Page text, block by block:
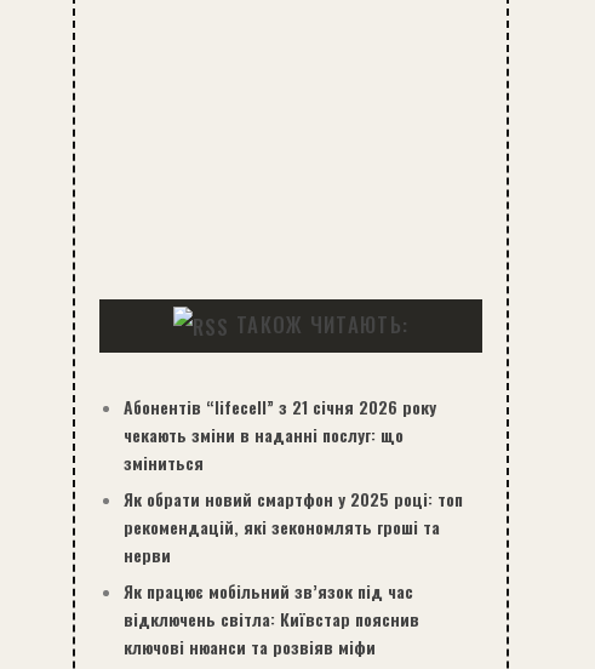
ТАКОЖ ЧИТАЮТЬ:
Абонентів “lifecell” з 21 січня 2026 року
чекають зміни в наданні послуг: що
зміниться
Як обрати новий смартфон у 2025 році: топ
рекомендацій, які зекономлять гроші та
нерви
Як працює мобільний зв’язок під час
відключень світла: Київстар пояснив
ключові нюанси та розвіяв міфи